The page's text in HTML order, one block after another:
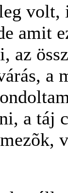
volt,
amit
az
a táj